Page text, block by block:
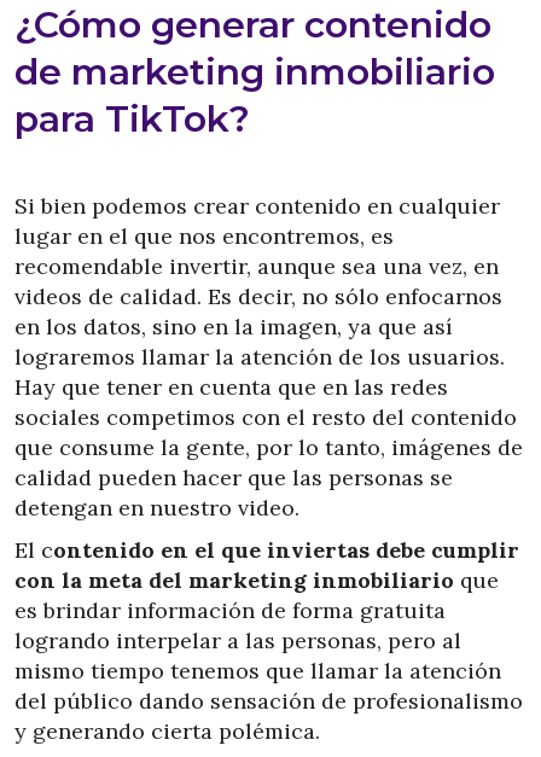
¿Cómo generar contenido
de marketing inmobiliario
para TikTok?
Si bien podemos crear contenido en cualquier
lugar en el que nos encontremos, es
recomendable invertir, aunque sea una vez, en
videos de calidad. Es decir, no sólo enfocarnos
en los datos, sino en la imagen, ya que así
lograremos llamar la atención de los usuarios.
Hay que tener en cuenta que en las redes
sociales competimos con el resto del contenido
que consume la gente, por lo tanto, imágenes de
calidad pueden hacer que las personas se
detengan en nuestro video.
El contenido en el que inviertas debe cumplir
con la meta del marketing inmobiliario que
es brindar información de forma gratuita
logrando interpelar a las personas, pero al
mismo tiempo tenemos que llamar la atención
del público dando sensación de profesionalismo
y generando cierta polémica.